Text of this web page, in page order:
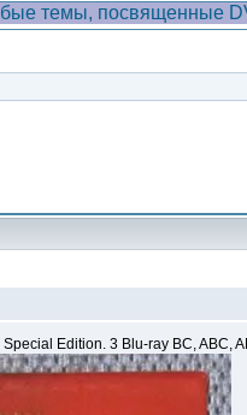
Edition. 3 Blu-ray BC, ABC,